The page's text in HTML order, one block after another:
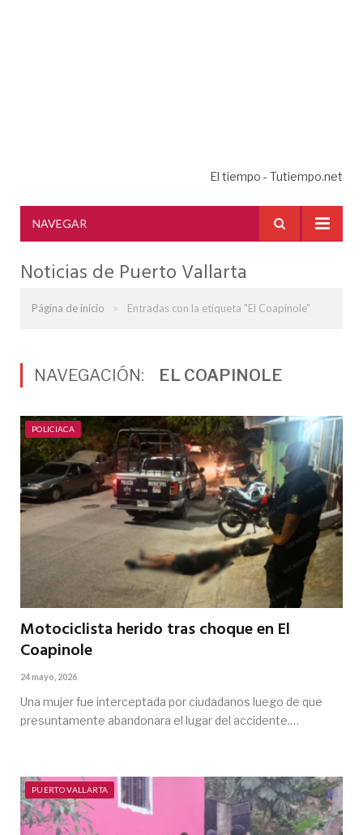
El tiempo - Tutiempo.net
NAVEGAR
Noticias de Puerto Vallarta
Página de inicio » Entradas con la etiqueta "El Coapinole"
NAVEGACIÓN: EL COAPINOLE
POLICIACA
Motociclista herido tras choque en El
Coapinole
24 mayo, 2026
Una mujer fue interceptada por ciudadanos luego de que
presuntamente abandonara el lugar del accidente.…
PUERTO VALLARTA